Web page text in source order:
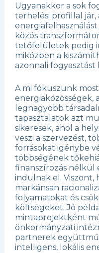
Ugyanakkor a sok
terhelési profillal
közös
tetőfelületek pedig
miközben a
azonnali fogyasztást
A mi fókuszunk
energiaközösségek,
legnagyobb
tapasztalatok azt
sikeresek, ahol a
veszi a szervezést,
forrásokat igénybe
többségének
finanszírozás nélkül
indulnak el. Viszont,
markánsan
folyamatokat és
költségeket. Jó
mintaprojektként
önkormányzati
partnerek
intelligens, lokális